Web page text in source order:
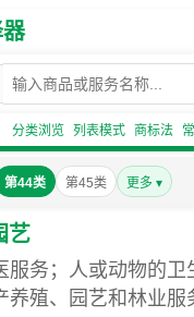
分类浏览 列表模式 商标法
第44类 第45类 更多 ▾
艺
服务；人或动物的卫
殖、园艺和林业服